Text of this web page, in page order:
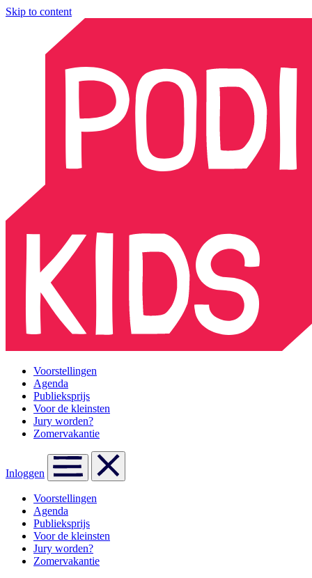
Skip to content
Voorstellingen
Agenda
Publieksprijs
Voor de kleinsten
Jury worden?
Zomervakantie
Inloggen
Voorstellingen
Agenda
Publieksprijs
Voor de kleinsten
Jury worden?
Zomervakantie